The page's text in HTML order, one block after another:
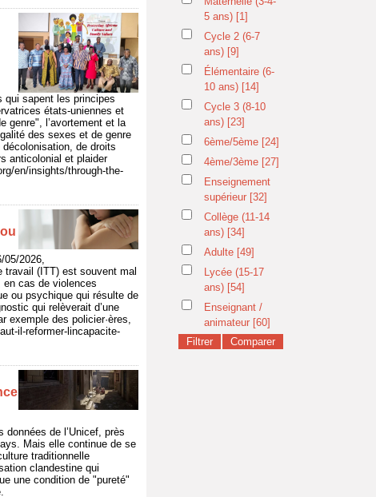
qui sapent les principes
états-uniennes et
genre", l’avortement et la
des sexes et de genre
de droits
anticolonial et plaider
en/insights/through-the-
05/2026,
travail (ITT) est souvent mal
en cas de violences
ou psychique qui résulte de
qui relèverait d’une
exemple des policier·ères,
il-reformer-lincapacite-
de l’Unicef, près
Mais elle continue de se
traditionnelle
clandestine qui
une condition de "pureté"
5 ans) [1]
Cycle 2 (6-7
ans) [9]
Élémentaire (6-
10 ans) [14]
Cycle 3 (8-10
ans) [23]
6ème/5ème [24]
4ème/3ème [27]
Enseignement
supérieur [32]
Collège (11-14
ans) [34]
Adulte [49]
Lycée (15-17
ans) [54]
Enseignant /
animateur [60]